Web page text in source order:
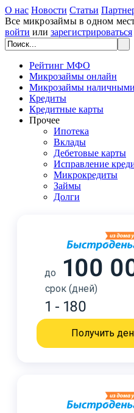
О нас Новости Статьи
Все микрозаймы в одном
войти или зарегистрироваться
Рейтинг МФО
Микрозаймы онлайн
Микрозаймы наличными
Кредиты
Кредитные карты
Прочее
Ипотека
Вклады
Дебетовые карты
Исправление
Микрокредиты
Займы
Долги
до 100
срок (дней)
1 - 180
Получить